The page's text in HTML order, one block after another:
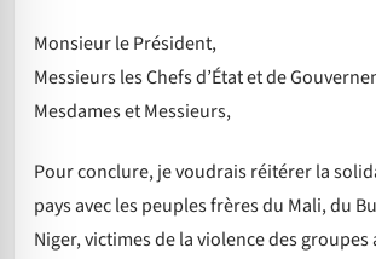
Monsieur le Président,
Messieurs les Chefs d’État et de
Mesdames et Messieurs,
Pour conclure, je voudrais réitérer la
pays avec les peuples frères du Mali, du
Niger, victimes de la violence des groupes